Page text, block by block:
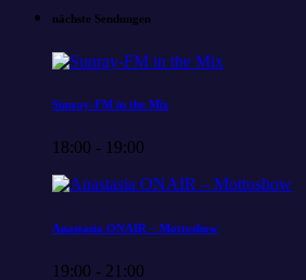
nächste Sendungen
Sunray-FM in the Mix
18:00 - 19:00
Anastasia ONAIR – Mottoshow
19:00 - 21:00